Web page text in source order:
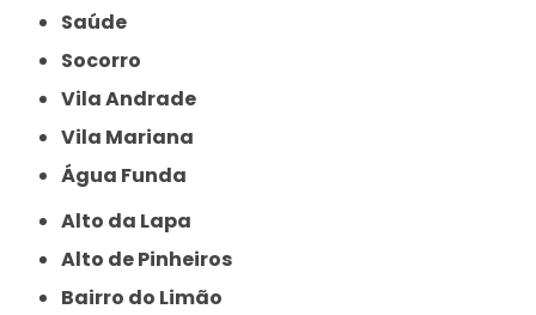
Saúde
Socorro
Vila Andrade
Vila Mariana
Água Funda
Alto da Lapa
Alto de Pinheiros
Bairro do Limão